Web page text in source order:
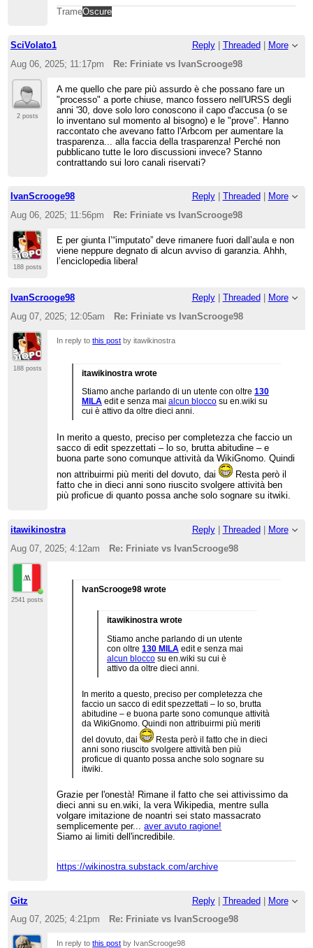
TrameOscure
SciVolato1 Reply| Threaded
More
Aug 06, 2025; 11:17pm
Re: Friniate vs IvanScrooge98
2 posts
A me quello che pare più assurdo è che possano fare un
"processo" a porte chiuse, manco fossero nell'URSS degli
anni '30, dove solo loro conoscono il capo d'accusa (o se
lo inventano sul momento al bisogno) e le "prove". Hanno
raccontato che avevano fatto l'Arbcom per aumentare la
trasparenza... alla faccia della trasparenza! Perché non
pubblicano tutte le loro discussioni invece? Stanno
contrattando sui loro canali riservati?
IvanScrooge98 Reply| Threaded
More
Aug 06, 2025; 11:56pm
Re: Friniate vs IvanScrooge98
188 posts
E per giunta l’“imputato” deve rimanere fuori dall’aula e non
viene neppure degnato di alcun avviso di garanzia. Ahhh,
l’enciclopedia libera!
IvanScrooge98 Reply| Threaded
More
Aug 07, 2025; 12:05am
Re: Friniate vs IvanScrooge98
188 posts
In reply tothis post by itawikinostra
itawikinostra wrote
Stiamo anche parlando di un utente con oltre130
MILA edit e senza maialcun blocco su en.wiki su
cui è attivo da oltre dieci anni.
In merito a questo, preciso per completezza che faccio un
sacco di edit spezzettati – lo so, brutta abitudine – e
buona parte sono comunque attività da WikiGnomo. Quindi
non attribuirmi più meriti del dovuto, dai
Resta però il
fatto che in dieci anni sono riuscito svolgere attività ben
più proficue di quanto possa anche solo sognare su itwiki.
itawikinostra Reply| Threaded | More
Aug 07, 2025; 4:12am
Re: Friniate vs IvanScrooge98
2541 posts
IvanScrooge98 wrote
itawikinostra wrote
Stiamo anche parlando di un utente
con oltre 130 MILA edit e senza mai
alcun bloccosu en.wiki su cui è
attivo da oltre dieci anni.
In merito a questo, preciso per completezza che
faccio un sacco di edit spezzettati – lo so, brutta
abitudine – e buona parte sono comunque attività
da WikiGnomo. Quindi non attribuirmi più meriti
del dovuto, dai
Resta però il fatto che in dieci
anni sono riuscito svolgere attività ben più
proficue di quanto possa anche solo sognare su
itwiki.
Grazie per l'onestà! Rimane il fatto che sei attivissimo da
dieci anni su en.wiki, la vera Wikipedia, mentre sulla
volgare imitazione de noantri sei stato massacrato
semplicemente per...aver avuto ragione!
Siamo ai limiti dell'incredibile.
https://wikinostra.substack.com/archive
Gitz Reply| Threaded | More
Aug 07, 2025; 4:21pm
Re: Friniate vs IvanScrooge98
In reply tothis post by IvanScrooge98